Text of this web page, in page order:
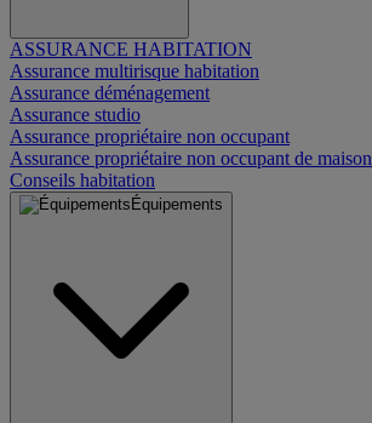
ASSURANCE HABITATION
Assurance multirisque habitation
Assurance déménagement
Assurance studio
Assurance propriétaire non occupant
Assurance propriétaire non occupant de maison
Conseils habitation
Équipements